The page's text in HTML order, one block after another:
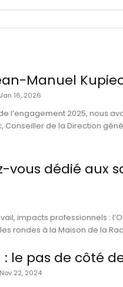
Manuel Kupiec
Jan 16, 2026
l’engagement 2025, nous
de la Direction
vous dédié aux
impacts professionnels :
rondes à la Maison de la
le pas de côté de
Nov 22, 2024